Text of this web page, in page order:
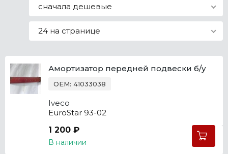
сначала дешевые
24 на странице
Амортизатор передней подвески б/у
OEM: 41033038
Iveco
EuroStar 93-02
1 200 ₽
В наличии